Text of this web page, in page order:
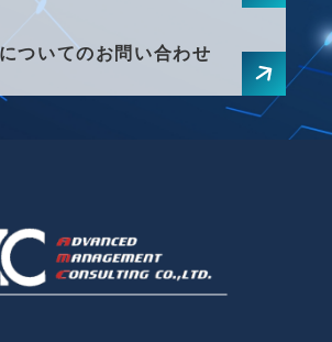
ついてのお問い合わせ